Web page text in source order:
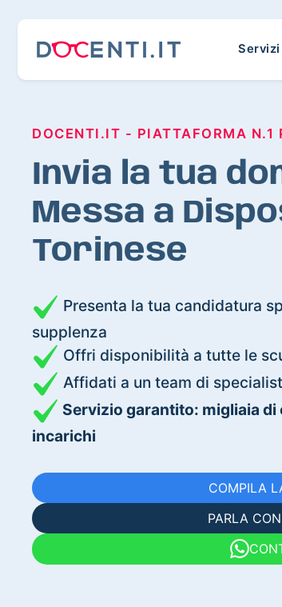
Servizi
DOCENTI.IT - PIATTAFORMA N.1
Invia la tua
Messa a
Torinese
Presenta la tua candidatura
supplenza
Offri disponibilità a tutte le
Affidati a un team di
Servizio garantito: migliaia
incarichi
COMPILA
PARLA